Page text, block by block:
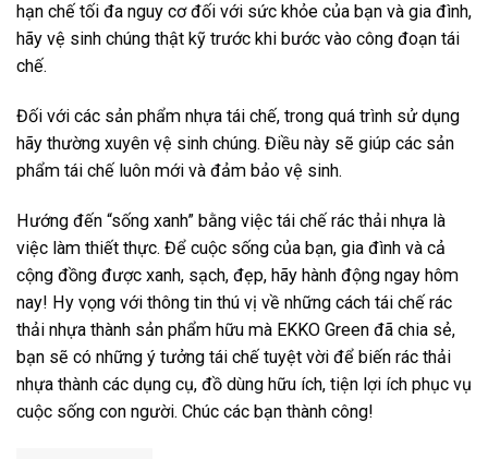
hạn chế tối đa nguy cơ đối với sức khỏe của bạn và gia đình,
hãy vệ sinh chúng thật kỹ trước khi bước vào công đoạn tái
chế.
Đối với các sản phẩm nhựa tái chế, trong quá trình sử dụng
hãy thường xuyên vệ sinh chúng. Điều này sẽ giúp các sản
phẩm tái chế luôn mới và đảm bảo vệ sinh.
Hướng đến “sống xanh” bằng việc tái chế rác thải nhựa là
việc làm thiết thực. Để cuộc sống của bạn, gia đình và cả
cộng đồng được xanh, sạch, đẹp, hãy hành động ngay hôm
nay! Hy vọng với thông tin thú vị về những cách tái chế rác
thải nhựa thành sản phẩm hữu mà EKKO Green đã chia sẻ,
bạn sẽ có những ý tưởng tái chế tuyệt vời để biến rác thải
nhựa thành các dụng cụ, đồ dùng hữu ích, tiện lợi ích phục vụ
cuộc sống con người. Chúc các bạn thành công!